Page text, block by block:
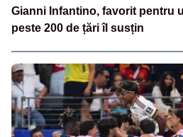
Gianni Infantino, favorit pentru
peste 200 de țări îl susțin